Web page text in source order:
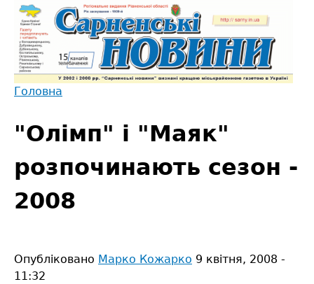
Jump
navigation
є
тут
Головна
to
top
"Олімп" і "Маяк"
розпочинають сезон -
2008
Опубліковано Марко Кожарко 9 квітня, 2008 -
11:32